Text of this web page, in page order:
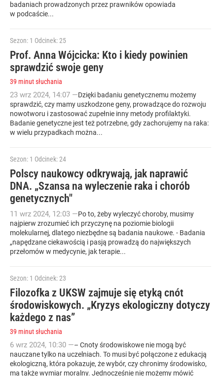
badaniach prowadzonych przez prawników opowiada
w podcaście...
Sezon: 1 Odcinek: 25
Prof. Anna Wójcicka: Kto i kiedy powinien
sprawdzić swoje geny
39 minut słuchania
23 wrz 2024, 14:07 —Dzięki badaniu genetycznemu możemy
sprawdzić, czy mamy uszkodzone geny, prowadzące do rozwoju
nowotworu i zastosować zupełnie inny metody profilaktyki.
Badanie genetyczne jest też potrzebne, gdy zachorujemy na raka:
w wielu przypadkach można...
Sezon: 1 Odcinek: 24
Polscy naukowcy odkrywają, jak naprawić
DNA. „Szansa na wyleczenie raka i chorób
genetycznych"
11 wrz 2024, 12:03 —Po to, żeby wyleczyć choroby, musimy
najpierw zrozumieć ich przyczynę na poziomie biologii
molekularnej, dlatego niezbędne są badania naukowe. - Badania
„napędzane ciekawością i pasją prowadzą do największych
przełomów w medycynie, jak terapie...
Sezon: 1 Odcinek: 23
Filozofka z UKSW zajmuje się etyką cnót
środowiskowych. „Kryzys ekologiczny dotyczy
każdego z nas”
39 minut słuchania
6 wrz 2024, 10:30 —– Cnoty środowiskowe nie mogą być
nauczane tylko na uczelniach. To musi być połączone z edukacją
ekologiczną, która pokazuje, że wybór, czy chronimy środowisko,
ma także wymiar moralny. Jednocześnie nie możemy mówić